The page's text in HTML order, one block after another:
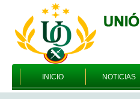
INICIO NOTICIAS